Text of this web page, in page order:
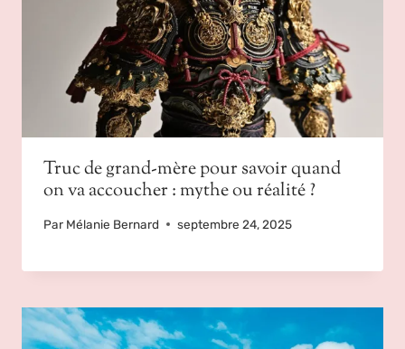
Truc de grand-mère pour savoir quand
on va accoucher : mythe ou réalité ?
Par Mélanie Bernard septembre 24, 2025